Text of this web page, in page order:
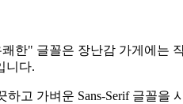
한" 글꼴은 장난감 가게에는
니다.
고 가벼운 Sans-Serif 글꼴을